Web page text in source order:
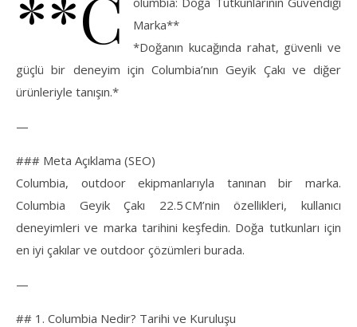
**C
Marka**
*Doğanın kucağında rahat, güvenli ve
güçlü bir deneyim için Columbia’nın Geyik Çakı ve diğer
ürünleriyle tanışın.*
—
### Meta Açıklama (SEO)
Columbia, outdoor ekipmanlarıyla tanınan bir marka.
Columbia Geyik Çakı 22.5 CM’nin özellikleri, kullanıcı
deneyimleri ve marka tarihini keşfedin. Doğa tutkunları için
en iyi çakılar ve outdoor çözümleri burada.
—
## 1. Columbia Nedir? Tarihi ve Kuruluşu